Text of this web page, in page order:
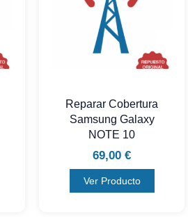
Reparar Cobertura
Samsung Galaxy
NOTE 10
69,00 €
Ver Producto